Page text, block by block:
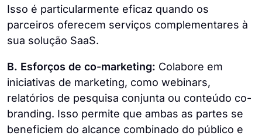
Isso é particularmente eficaz quando os
parceiros oferecem serviços complementares à
sua solução SaaS.
B. Esforços de co-marketing: Colabore em
iniciativas de marketing, como webinars,
relatórios de pesquisa conjunta ou conteúdo co-
branding. Isso permite que ambas as partes se
beneficiem do alcance combinado do público e